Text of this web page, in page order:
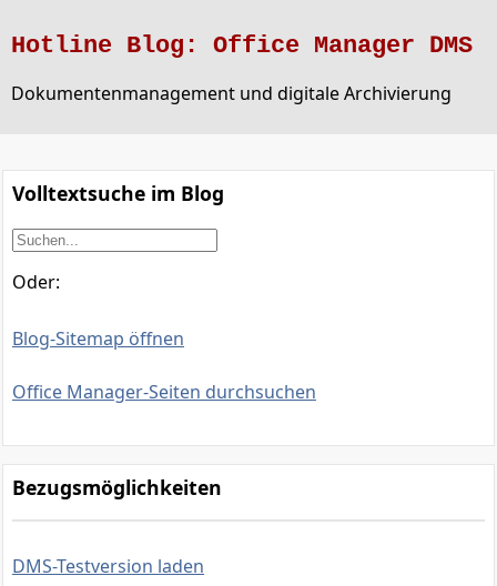
Hotline Blog: Office Manager DMS
Dokumentenmanagement und digitale Archivierung
Volltextsuche im Blog
Oder:
Blog-Sitemap öffnen
Office Manager-Seiten durchsuchen
Bezugsmöglichkeiten
DMS-Testversion laden